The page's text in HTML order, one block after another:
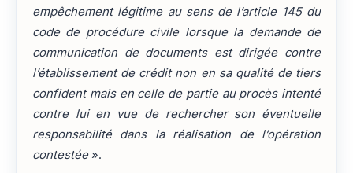
empêchement légitime au sens de l’article 145 du
code de procédure civile lorsque la demande de
communication de documents est dirigée contre
l’établissement de crédit non en sa qualité de tiers
confident mais en celle de partie au procès intenté
contre lui en vue de rechercher son éventuelle
responsabilité dans la réalisation de l’opération
contestée».